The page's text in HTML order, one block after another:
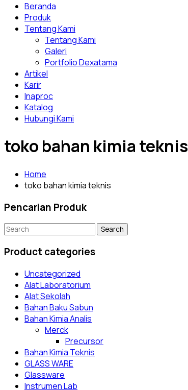
Beranda
Produk
Tentang Kami
Tentang Kami
Galeri
Portfolio Dexatama
Artikel
Karir
Inaproc
Katalog
Hubungi Kami
toko bahan kimia teknis
Home
toko bahan kimia teknis
Pencarian Produk
Search
Product categories
Uncategorized
Alat Laboratorium
Alat Sekolah
Bahan Baku Sabun
Bahan Kimia Analis
Merck
Precursor
Bahan Kimia Teknis
GLASS WARE
Glassware
Instrumen Lab